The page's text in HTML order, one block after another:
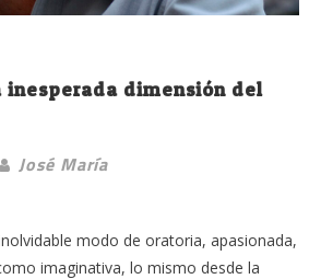
inesperada dimensión del
José María
modo de oratoria, apasionada,
imaginativa, lo mismo desde la